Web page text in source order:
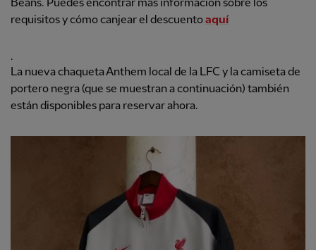
Beans. Puedes encontrar más información sobre los
requisitos y cómo canjear el descuentoaquí
.
La nueva chaqueta Anthem local de la LFC y la camiseta de
portero negra (que se muestran a continuación) también
están disponibles para reservar ahora.